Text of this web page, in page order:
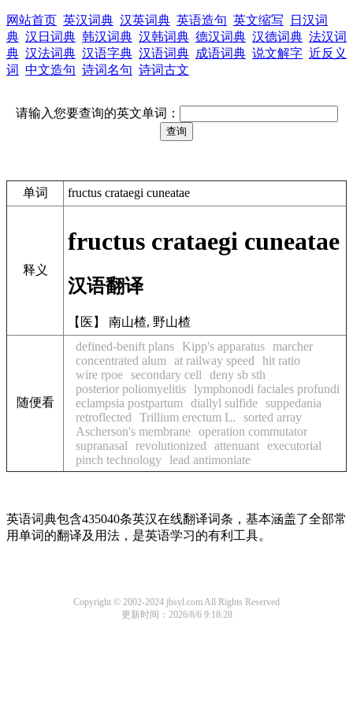
网站首页 英汉词典 汉英词典 英语造句 英文缩写
日汉词
典 汉日词典 韩汉词典 汉韩词典 德汉词典 汉德词典 法汉词
典 汉法词典 汉语字典 汉语词典 成语词典 说文解字 近反义
词 中文造句 诗词名句 诗词古文
请输入您要查询的英文单词：
单词 fructus crataegi cuneatae
释义
fructus crataegi cuneatae
汉语翻译
【医】 南山楂, 野山楂
随便看
defined-benift plans Kipp's apparatus marcher
concentrated alum
at railway speed
hit ratio
wire rpoe secondary cell
deny sb sth
posterior poliomyelitis lymphonodi faciales profundi
eclampsia postpartum
diallyl sulfide suppedania
retroflected
Trillium erectum L.
sorted array
Ascherson's membrane operation commutator
supranasal
revolutionized attenuant executorial
pinch technology lead antimoniate
英语词典包含435040条英汉在线翻译词条，基本涵盖了全部常
用单词的翻译及用法，是英语学习的有利工具。
Copyright © 2002-2024 jbsyl.com All Rights Reserved
更新时间：2026/8/6 9:18:28